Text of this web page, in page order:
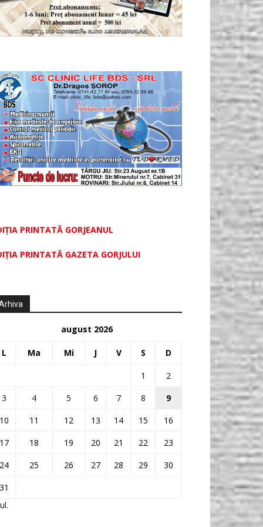
PRINTATĂ GORJEANUL
PRINTATĂ GAZETA GORJULUI
august 2026
L Ma Mi J V S D
1
2
3
4 5 6 7 8
9
11 12 13 14 15
16
18 19 20 21 22
23
25 26 27 28 29
30